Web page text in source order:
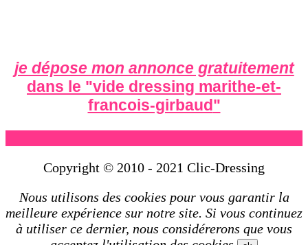
je dépose mon annonce gratuitement
dans le "vide dressing marithe-et-
francois-girbaud"
Copyright © 2010 - 2021 Clic-Dressing
Nous utilisons des cookies pour vous garantir la
meilleure expérience sur notre site. Si vous continuez
à utiliser ce dernier, nous considérerons que vous